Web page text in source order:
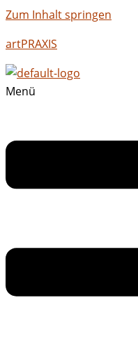
Zum Inhalt springen
artPRAXIS
Menü